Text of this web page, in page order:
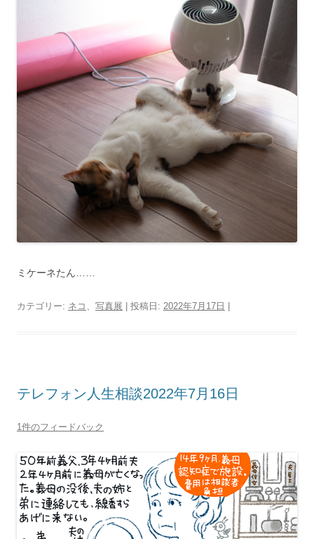
ミケーネたん……
カテゴリー: ネコ 写真展 | 投稿日: 2022年7月17日
テレフォン人生相談2022年7月16日
1件のフィードバック